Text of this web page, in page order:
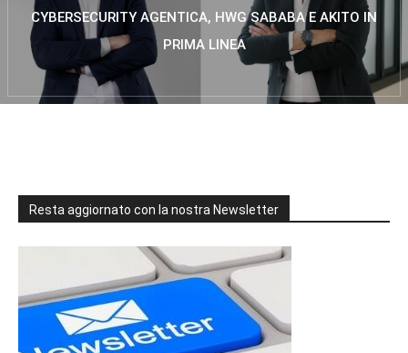
CYBERSECURITY AGENTICA, HWG SABABA E AKITO IN
PRIMA LINEA
Resta aggiornato con la nostra Newsletter